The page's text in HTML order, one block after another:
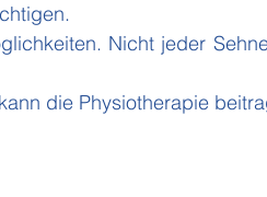
Nicht jeder
die Physiotherapie